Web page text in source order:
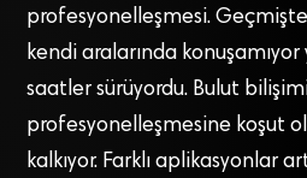
profesyonelleşmesi.
kendi aralarında
saatler sürüyordu. Bulut
profesyonelleşmesine koşut
kalkıyor. Farklı aplikasyonlar